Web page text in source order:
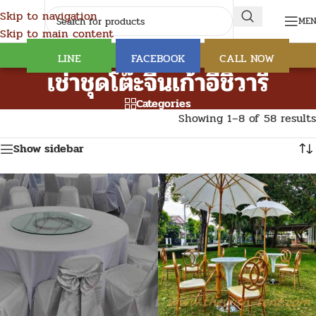
Skip to navigation
Skip to main content
LINE FACEBOOK CALL NOW
เช่าชุดโต๊ะจีนเก้าอี้ชิวารี
Categories
Showing 1–8 of 58 results
Show sidebar